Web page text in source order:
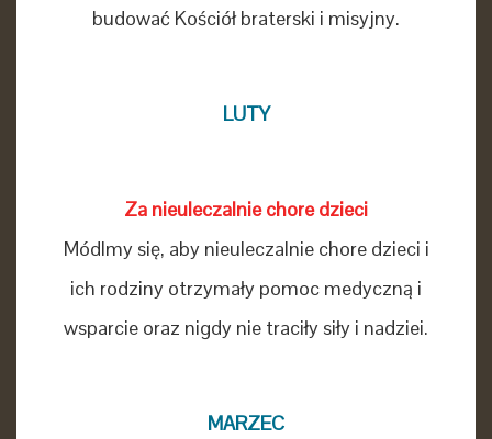
budować Kościół braterski i misyjny.
LUTY
Za nieuleczalnie chore dzieci
Módlmy się, aby nieuleczalnie chore dzieci i
ich rodziny otrzymały pomoc medyczną i
wsparcie oraz nigdy nie traciły siły i nadziei.
MARZEC